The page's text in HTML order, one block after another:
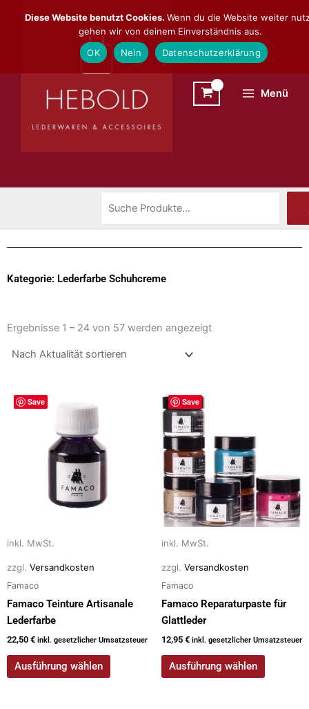
Inhalt
Menü
Kategorie: Lederfarbe Schuhcreme
Ergebnisse 1 – 24 von 57 werden angezeigtAktualität
Save
inkl. MwSt.
zzgl. Versandkosten
Famaco
Famaco Teinture Artisanale
Lederfarbe
22,50 € inkl. gesetzlicher Umsatzsteuer
Ausführung wählen
Dieses
Produkt
Varianten
auf
Produktseite
gewählt
werden
Save
inkl. MwSt.
zzgl. Versandkosten
Famaco
Famaco Reparaturpaste für
Glattleder
12,95 € inkl. gesetzlicher Umsatzsteuer
Ausführung wählen
Dieses
Produkt
weist
Varianten
auf.
Die
Optionen
können
auf
Produktseite
gewählt
werden
Diese Website benutzt Cookies. Wenn du die Website weiter
gehen wir von deinem Einverständnis aus.
OK
Nein Datenschutzerklärung